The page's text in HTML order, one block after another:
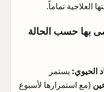
العلاجية تماماً.
بها حسب الحالة
الحيوي:يستمر
(مع استمرارها لأسبوع